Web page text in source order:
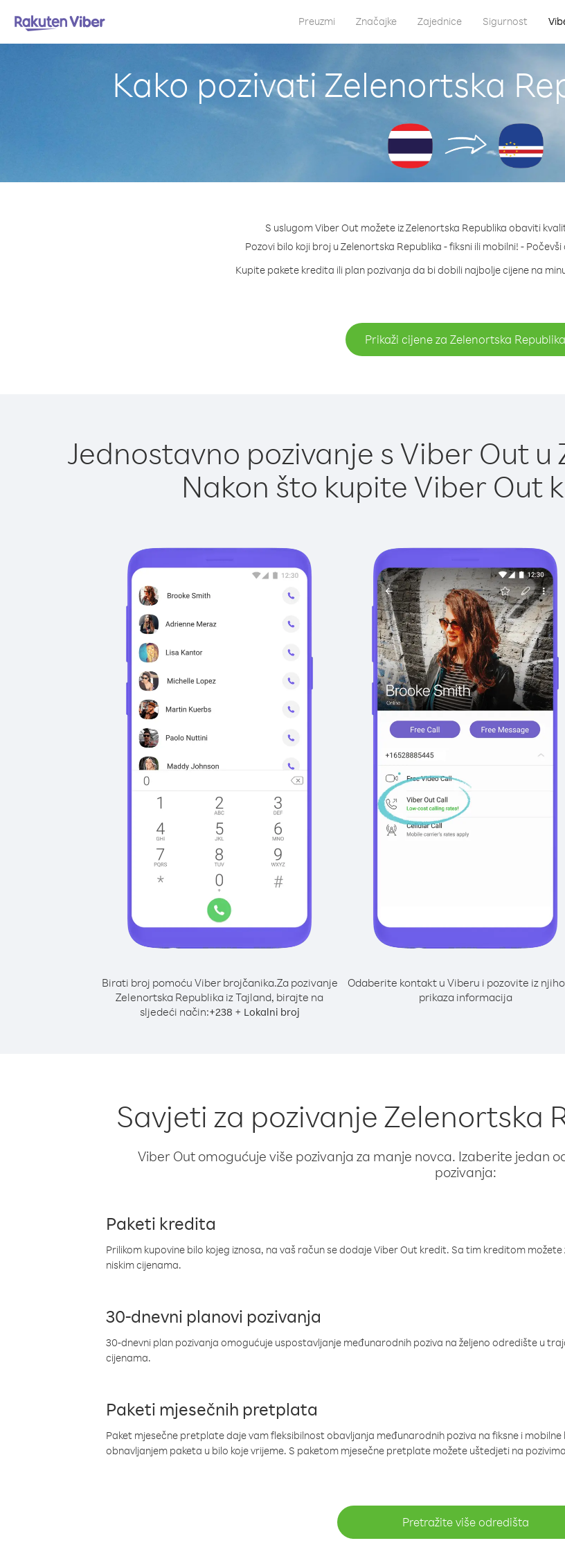
Preuzmi Značajke Zajednice Sigurnost
Kako pozivati Zelenortska
S uslugom Viber Out možete iz Zelenortska Republika obaviti
Pozovi bilo koji broj u Zelenortska Republika - fiksni ili mobilni! -
Kupite pakete kredita ili plan pozivanja da bi dobili najbolje cijene na
Prikaži cijene za Zelenortska Republika
Jednostavno pozivanje s Viber Out
Nakon što kupite Viber Out
Birati broj pomoću Viber brojčanika.Za pozivanje
Zelenortska Republika iz Tajland, birajte na
sljedeći način:+238 + Lokalni broj
Odaberite kontakt u Viberu i pozovite iz
prikaza informacija
Savjeti za pozivanje Zelenortska
Viber Out omogućuje više pozivanja za manje novca. Izaberite jedan
pozivanja:
Paketi kredita
Prilikom kupovine bilo kojeg iznosa, na vaš račun se dodaje Viber Out kredit. Sa tim kreditom
niskim cijenama.
30-dnevni planovi pozivanja
30-dnevni plan pozivanja omogućuje uspostavljanje međunarodnih poziva na željeno odredište u
cijenama.
Paketi mjesečnih pretplata
Paket mjesečne pretplate daje vam fleksibilnost obavljanja međunarodnih poziva na fiksne i
obnavljanjem paketa u bilo koje vrijeme. S paketom mjesečne pretplate možete uštedjeti na
Pretražite više odredišta